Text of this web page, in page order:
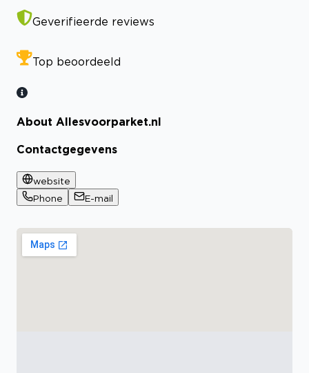
Geverifieerde reviews
Top beoordeeld
About Allesvoorparket.nl
Contactgegevens
website
Phone
E-mail